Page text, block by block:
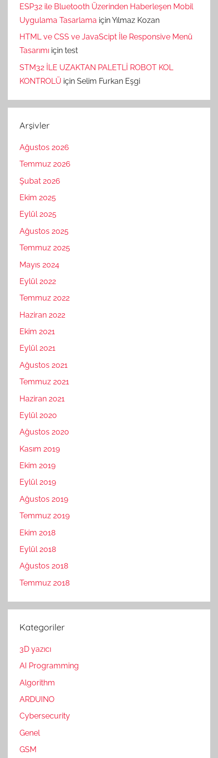
ESP32 ile Bluetooth Üzerinden Haberleşen Mobil
Uygulama Tasarlama içinYılmaz Kozan
HTML ve CSS ve JavaScipt İle Responsive Menü
Tasarımı için test
STM32 İLE UZAKTAN PALETLİ ROBOT KOL
KONTROLÜ için Selim Furkan Eşgi
Arşivler
Ağustos 2026
Temmuz 2026
Şubat 2026
Ekim 2025
Eylül 2025
Ağustos 2025
Temmuz 2025
Mayıs 2024
Eylül 2022
Temmuz 2022
Haziran 2022
Ekim 2021
Eylül 2021
Ağustos 2021
Temmuz 2021
Haziran 2021
Eylül 2020
Ağustos 2020
Kasım 2019
Ekim 2019
Eylül 2019
Ağustos 2019
Temmuz 2019
Ekim 2018
Eylül 2018
Ağustos 2018
Temmuz 2018
Kategoriler
3D yazıcı
AI Programming
Algorithm
ARDUINO
Cybersecurity
Genel
GSM